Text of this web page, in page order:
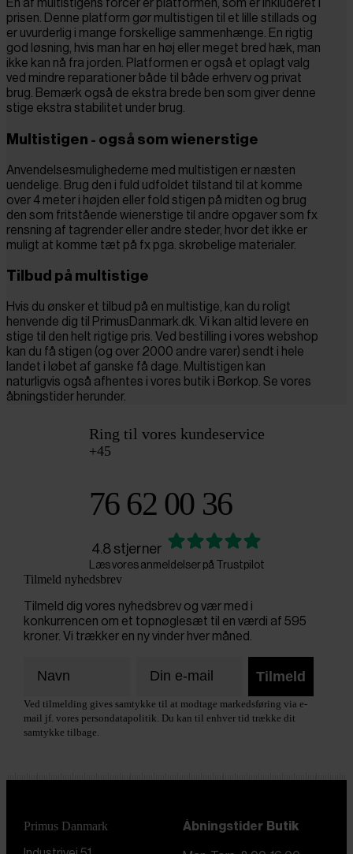
En af multistigens forcer er platformen, som er inkluderet i
prisen. Denne platform gør multistigen til et lille stillads og
er uvurderlig i mange forskellige sammenhænge. En rigtig
god løsning, hvis man har en høj eller meget bred hæk, man
ikke kan nå fra jorden. Platformen er også et oplagt valg
ved mindre reparationer både til både erhverv og privat
brug. Bemærk også de ekstra brede ben som giver denne
stige ekstra stabilitet under brug.
Multistigen - også som wienerstige
Anvendelsesmulighederne med multistigen er næsten
uendelige. Brug den i fuld udfoldet tilstand til at komme
over 4 meter i højden eller fold stigen på midten og brug
den som fritstående wienerstige til andre opgaver som fx
rensning af tagrender eller andre steder, hvor det ikke er
muligt at komme tæt på fx pga. skrøbelige materialer.
Tilbud på multistige
Hvis du ønsker et tilbud på en multistige, kan du roligt
henvende dig til PrimusDanmark.dk. Vi kan altid levere en
stige til den helt rigtige pris. Ved bestilling i vores webshop
kan du få stigen (og over 2000 andre varer) sendt i hele
landet i løbet af ganske få dage. Multistigen kan
naturligvis også afhentes i vores butik i Børkop. Se vores
åbningstider herunder.
Ring til vores kundeservice
+45
76 62 00 36
4.8 stjerner
Læs vores anmeldelser på Trustpilot
Tilmeld nyhedsbrev
Tilmeld dig vores nyhedsbrev og vær med i
konkurrencen om et topnøglesæt til en værdi af 595
kroner. Vi trækker en ny vinder hver måned.
Tilmeld
Ved tilmelding gives samtykke til at modtage markedsføring via e-
mail jf. vores persondatapolitik. Du kan til enhver tid trække dit
samtykke tilbage.
Primus Danmark Åbningstider Butik